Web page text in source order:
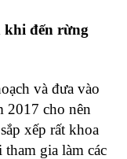
khi đến rừng
và đưa vào
2017 cho nên
xếp rất khoa
gia làm các